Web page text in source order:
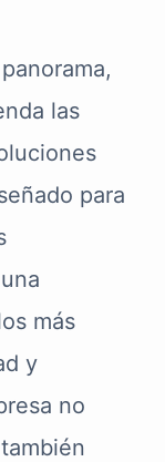
las
para
más
y
no